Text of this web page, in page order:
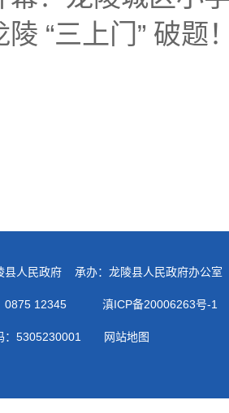
陵 “三上门” 破题